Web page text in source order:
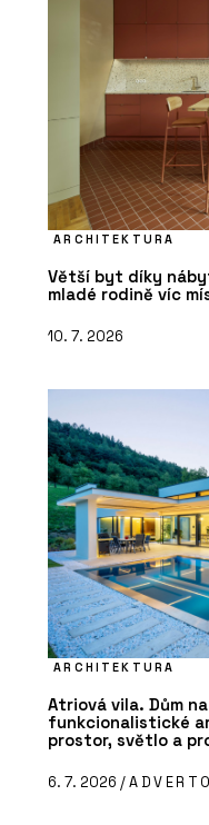
ARCHITEKTURA
Větší byt díky
mladé rodině víc
10. 7. 2026
ARCHITEKTURA
Atriová vila. Dům
funkcionalistické
prostor, světlo a
6. 7. 2026 /